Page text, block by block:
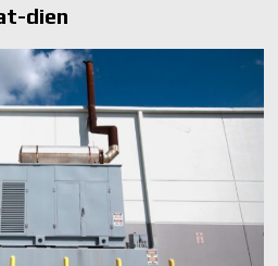
món làm riêng luôn ghi điểm
biệt RPA, workflow và AI agent
để cắt giảm chi phí vận hành
hàng giúp web phản hồi
dien